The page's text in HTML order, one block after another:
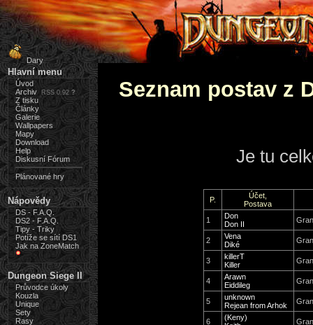
Dary
Hlavní menu
Úvod
Archiv
RSS 0.92 ?
Z tisku
Články
Galerie
Wallpapers
Mapy
Download
Help
Diskusní Fórum
Plánované hry
Nápovědy
DS - F.A.Q.
DS2 - F.A.Q.
Tipy - Triky
Potíže se sítí DS1
Jak na ZoneMatch
Dungeon Siege II
Průvodce úkoly
Kouzla
Unique
Sety
Rasy
Seznam postav z
Je tu
P.
Účet,
Postava
1
Don
Don II
2
Vena
Diké
3
killerT
Killer
4
Arawn
Eiddileg
5
unknown
Rejean from Arhok
6
(Keny)